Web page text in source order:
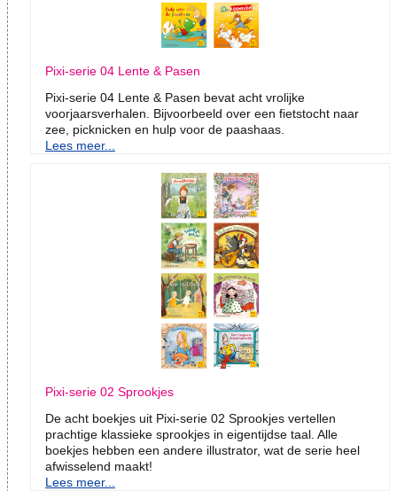
Pixi-serie 04 Lente & Pasen
Pixi-serie 04 Lente & Pasen bevat acht vrolijke
voorjaarsverhalen. Bijvoorbeeld over een fietstocht naar
zee, picknicken en hulp voor de paashaas.
Lees meer...
Pixi-serie 02 Sprookjes
De acht boekjes uit Pixi-serie 02 Sprookjes vertellen
prachtige klassieke sprookjes in eigentijdse taal. Alle
boekjes hebben een andere illustrator, wat de serie heel
afwisselend maakt!
Lees meer...